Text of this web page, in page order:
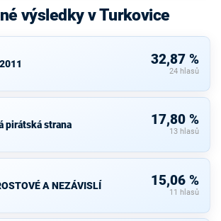
výsledky v Turkovice
32,87 %
24 hlasů
pirátská strana 17,80 %
13 hlasů
A NEZÁVISLÍ 15,06 %
11 hlasů